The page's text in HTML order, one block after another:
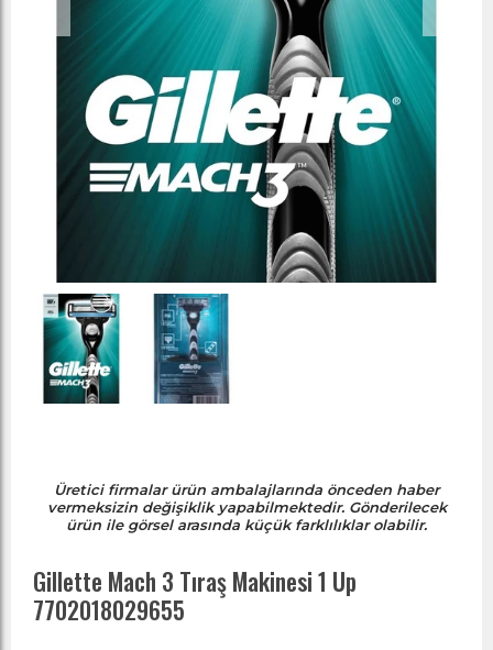
Üretici firmalar ürün ambalajlarında önceden haber
vermeksizin değişiklik yapabilmektedir. Gönderilecek
ürün ile görsel arasında küçük farklılıklar olabilir.
Gillette Mach 3 Tıraş Makinesi 1 Up
7702018029655